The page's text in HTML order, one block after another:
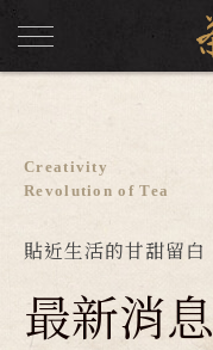
Creativity
Revolution of Tea
貼近生活的甘甜留白
最新消息